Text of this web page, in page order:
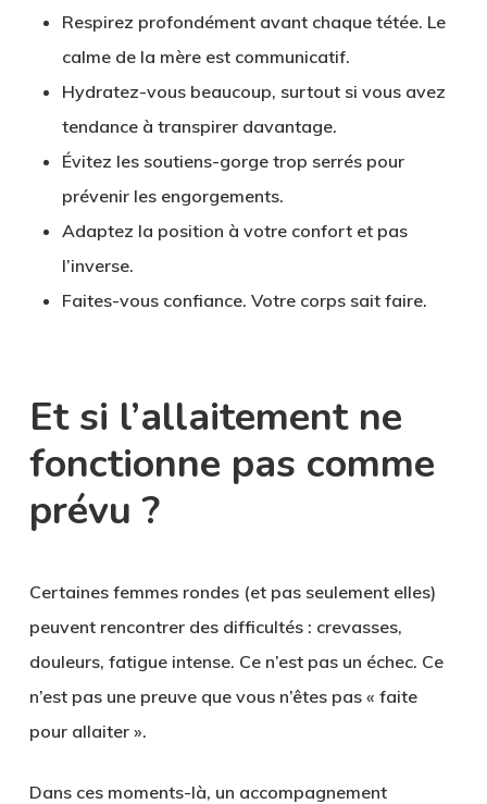
Respirez profondémentavant chaque tétée. Le
calme de la mère est communicatif.
Hydratez-vous beaucoup, surtout si vous avez
tendance à transpirer davantage.
Évitez les soutiens-gorge trop serréspour
prévenir les engorgements.
Adaptez la position à votre confort et pas
l’inverse.
Faites-vous confiance. Votre corps sait faire.
Et si l’allaitement ne
fonctionne pas comme
prévu ?
Certaines femmes rondes (et pas seulement elles)
peuvent rencontrer des difficultés : crevasses,
douleurs, fatigue intense. Ce n’est pas un échec. Ce
n’est pas une preuve que vous n’êtes pas « faite
pour allaiter ».
Dans ces moments-là, un accompagnement